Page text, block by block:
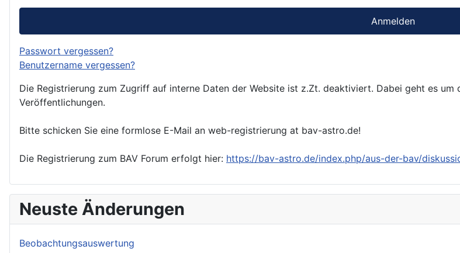
Anmelden
Passwort vergessen?
Benutzername vergessen?
Die Registrierung zum Zugriff auf interne Daten der Website ist z.Zt. deaktiviert. Dabei geht es
Veröffentlichungen.
Bitte schicken Sie eine formlose E-Mail an web-registrierung at bav-astro.de!
Die Registrierung zum BAV Forum erfolgt hier: https://bav-astro.de/index.php/aus-der-bav/
Neuste Änderungen
Beobachtungsauswertung